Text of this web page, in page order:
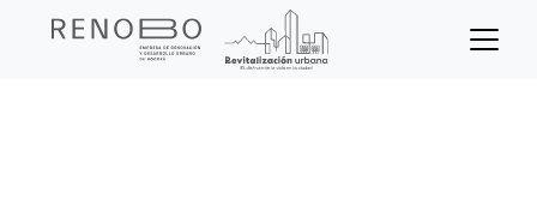
Sitio Web Empresa de
Transparencia